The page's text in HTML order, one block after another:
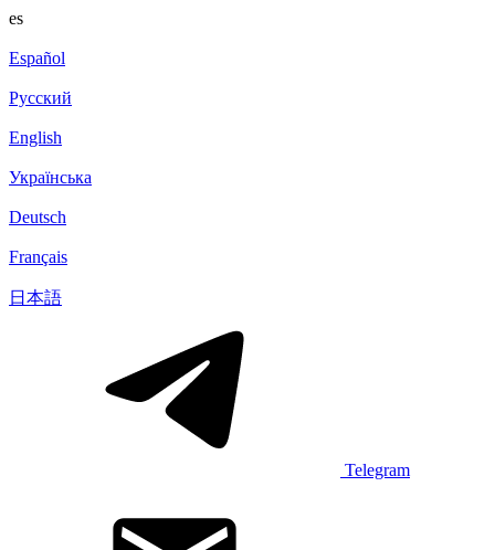
es
Español
Русский
English
Українська
Deutsch
Français
日本語
Telegram